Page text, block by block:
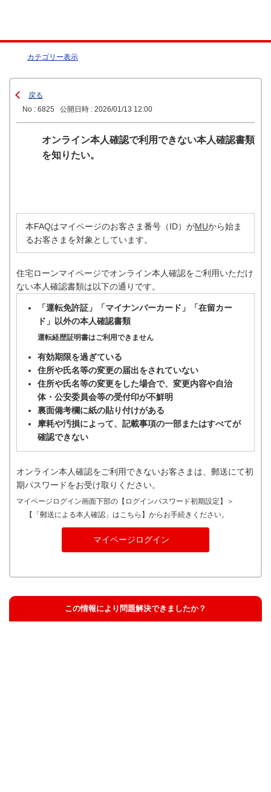
カテゴリー表示
戻る
No : 6825
公開日時 : 2026/01/13 12:00
オンライン本人確認で利用できない本人確認書類
を知りたい。
本FAQはマイページのお客さま番号（ID）がMUから始ま
るお客さまを対象としています。
住宅ローンマイページでオンライン本人確認をご利用いただけ
ない本人確認書類は以下の通りです。
「運転免許証」「マイナンバーカード」「在留カー
ド」以外の本人確認書類
運転経歴証明書はご利用できません
有効期限を過ぎている
住所や氏名等の変更の届出をされていない
住所や氏名等の変更をした場合で、変更内容や自治
体・公安委員会等の受付印が不鮮明
裏面備考欄に紙の貼り付けがある
摩耗や汚損によって、記載事項の一部またはすべてが
確認できない
オンライン本人確認をご利用できないお客さまは、郵送にて初
期パスワードをお受け取りください。
マイページログイン画面下部の【ログインパスワード初期設定】＞
【「郵送による本人確認」はこちら】からお手続きください。
マイページログイン
この情報により問題解決できましたか？